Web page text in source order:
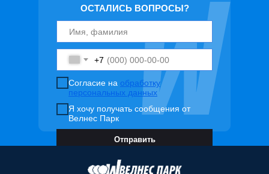
ОСТАЛИСЬ ВОПРОСЫ?
+7
Согласие на обработку
персональных данных
Я хочу получать сообщения от
Велнес Парк
Отправить